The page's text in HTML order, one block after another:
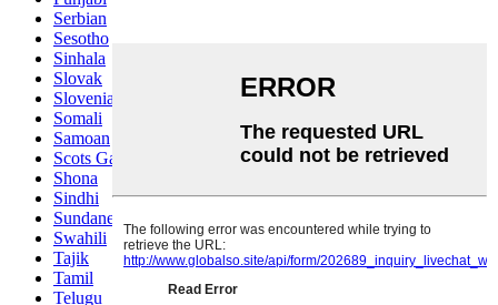
Serbian
Sesotho
Sinhala
Slovak
Slovenian
Somali
Samoan
Scots Gaelic
Shona
Sindhi
Sundanese
Swahili
Tajik
Tamil
Telugu